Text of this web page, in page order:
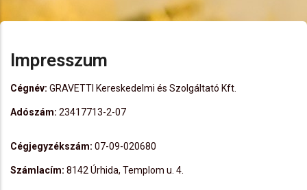
Impresszum
Cégnév: GRAVETTI Kereskedelmi és Szolgáltató Kft.
Adószám: 23417713-2-07
Cégjegyzékszám: 07-09-020680
Számlacím: 8142 Úrhida, Templom u. 4.